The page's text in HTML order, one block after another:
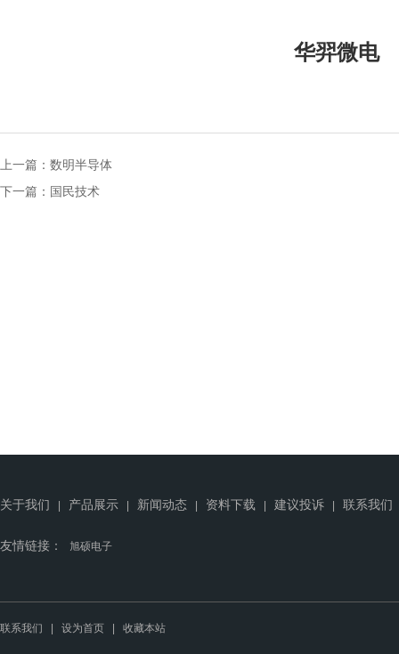
华羿微电
上一篇： 数明半导体
下一篇： 国民技术
关于我们 产品展示 新闻动态 资料下载 建议投诉 联系我们
友情链接： 旭硕电子
联系我们 设为首页 收藏本站